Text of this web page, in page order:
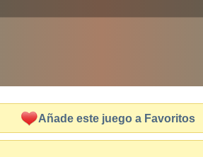
Añade este juego a Favoritos